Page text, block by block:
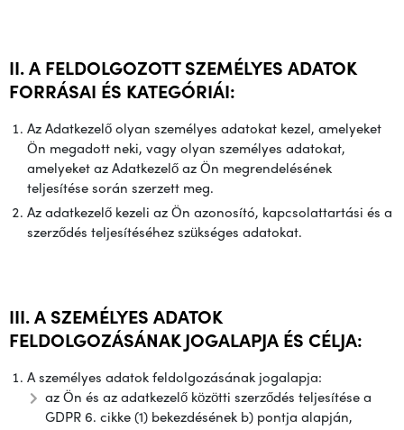
II. A FELDOLGOZOTT SZEMÉLYES ADATOK
FORRÁSAI ÉS KATEGÓRIÁI:
Az Adatkezelő olyan személyes adatokat kezel, amelyeket
Ön megadott neki, vagy olyan személyes adatokat,
amelyeket az Adatkezelő az Ön megrendelésének
teljesítése során szerzett meg.
Az adatkezelő kezeli az Ön azonosító, kapcsolattartási és a
szerződés teljesítéséhez szükséges adatokat.
III. A SZEMÉLYES ADATOK
FELDOLGOZÁSÁNAK JOGALAPJA ÉS CÉLJA:
A személyes adatok feldolgozásának jogalapja:
az Ön és az adatkezelő közötti szerződés teljesítése a
GDPR 6. cikke (1) bekezdésének b) pontja alapján,